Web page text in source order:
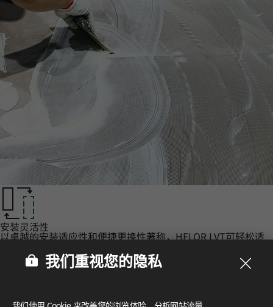
安装灵活性‌
以卓越的安装适应性和便捷更换性著称，HFLOR LVT可轻松适
认证‌我们重视您的隐私